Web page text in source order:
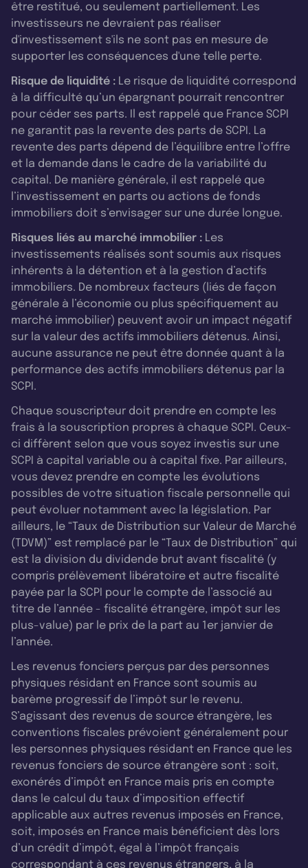
être restitué, ou seulement partiellement. Les
investisseurs ne devraient pas réaliser
d'investissement s'ils ne sont pas en mesure de
supporter les conséquences d'une telle perte.
Risque de liquidité : Le risque de liquidité correspond
à la difficulté qu’un épargnant pourrait rencontrer
pour céder ses parts. Il est rappelé que France SCPI
ne garantit pas la revente des parts de SCPI. La
revente des parts dépend de l’équilibre entre l’offre
et la demande dans le cadre de la variabilité du
capital. De manière générale, il est rappelé que
l’investissement en parts ou actions de fonds
immobiliers doit s’envisager sur une durée longue.
Risques liés au marché immobilier : Les
investissements réalisés sont soumis aux risques
inhérents à la détention et à la gestion d’actifs
immobiliers. De nombreux facteurs (liés de façon
générale à l’économie ou plus spécifiquement au
marché immobilier) peuvent avoir un impact négatif
sur la valeur des actifs immobiliers détenus. Ainsi,
aucune assurance ne peut être donnée quant à la
performance des actifs immobiliers détenus par la
SCPI.
Chaque souscripteur doit prendre en compte les
frais à la souscription propres à chaque SCPI. Ceux-
ci diffèrent selon que vous soyez investis sur une
SCPI à capital variable ou à capital fixe. Par ailleurs,
vous devez prendre en compte les évolutions
possibles de votre situation fiscale personnelle qui
peut évoluer notamment avec la législation. Par
ailleurs, le “Taux de Distribution sur Valeur de Marché
(TDVM)” est remplacé par le “Taux de Distribution” qui
est la division du dividende brut avant fiscalité (y
compris prélèvement libératoire et autre fiscalité
payée par la SCPI pour le compte de l’associé au
titre de l’année - fiscalité étrangère, impôt sur les
plus-value) par le prix de la part au 1er janvier de
l’année.
Les revenus fonciers perçus par des personnes
physiques résidant en France sont soumis au
barème progressif de l’impôt sur le revenu.
S’agissant des revenus de source étrangère, les
conventions fiscales prévoient généralement pour
les personnes physiques résidant en France que les
revenus fonciers de source étrangère sont : soit,
exonérés d’impôt en France mais pris en compte
dans le calcul du taux d’imposition effectif
applicable aux autres revenus imposés en France,
soit, imposés en France mais bénéficient dès lors
d’un crédit d’impôt, égal à l’impôt français
correspondant à ces revenus étrangers, à la